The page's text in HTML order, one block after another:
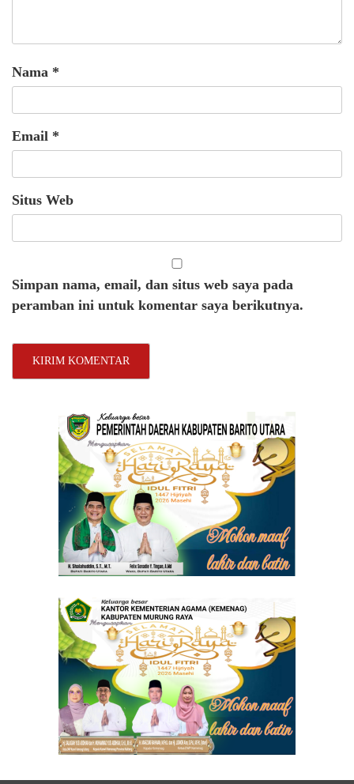
Nama *
Email *
Situs Web
Simpan nama, email, dan situs web saya pada
peramban ini untuk komentar saya berikutnya.